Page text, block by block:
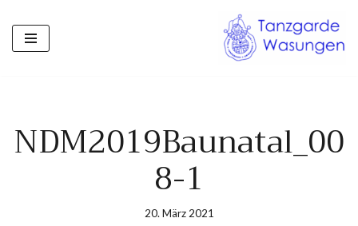
Zum
NDM2019Baunatal_00
8-1
20. März 2021